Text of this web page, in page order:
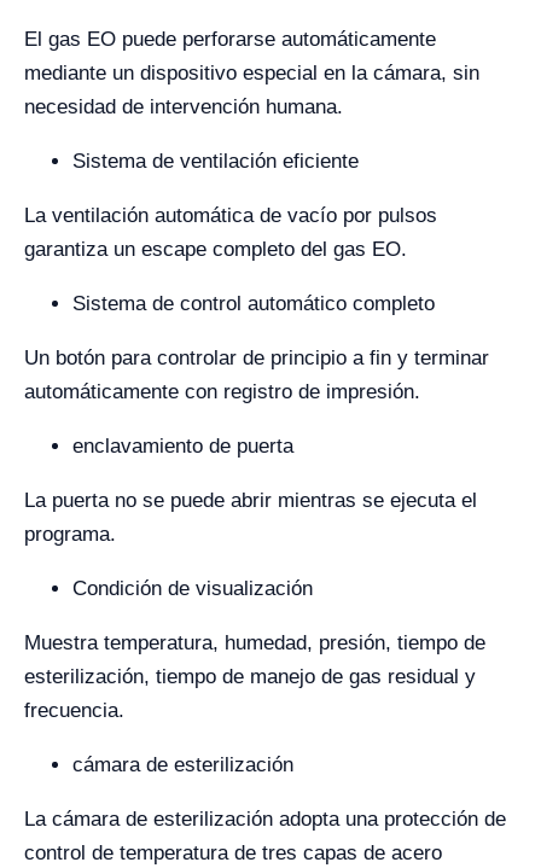
El gas EO puede perforarse automáticamente
mediante un dispositivo especial en la cámara, sin
necesidad de intervención humana.
Sistema de ventilación eficiente
La ventilación automática de vacío por pulsos
garantiza un escape completo del gas EO.
Sistema de control automático completo
Un botón para controlar de principio a fin y terminar
automáticamente con registro de impresión.
enclavamiento de puerta
La puerta no se puede abrir mientras se ejecuta el
programa.
Condición de visualización
Muestra temperatura, humedad, presión, tiempo de
esterilización, tiempo de manejo de gas residual y
frecuencia.
cámara de esterilización
La cámara de esterilización adopta una protección de
control de temperatura de tres capas de acero